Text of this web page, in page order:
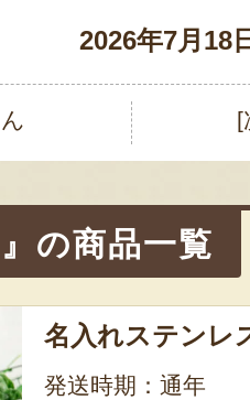
2026年7月18
[
の商品一覧
名入れステンレ
発送時期：通年